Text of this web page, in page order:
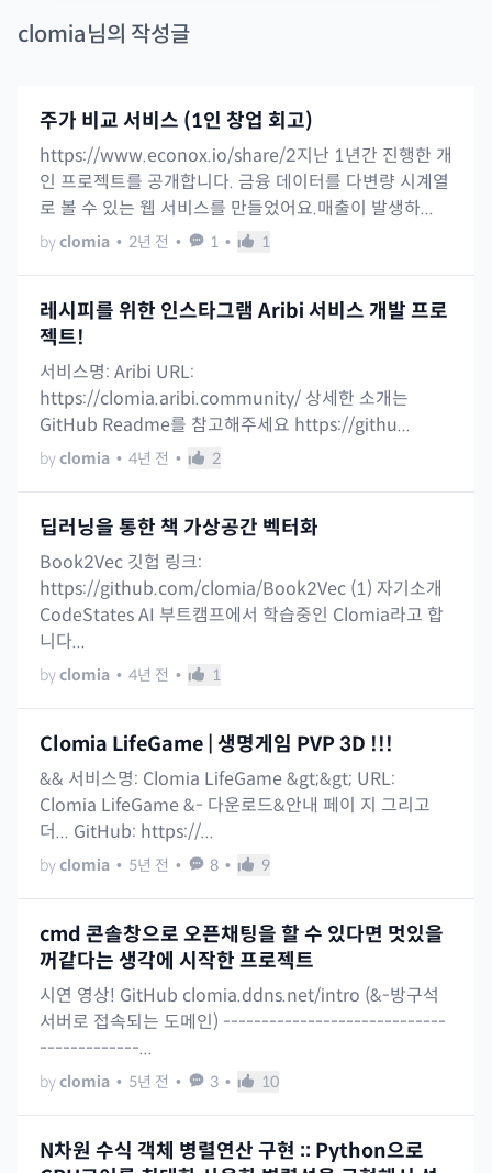
clomia님의 작성글
주가 비교 서비스 (1인 창업 회고)
https://www.econox.io/share/2지난 1년간 진행한 개
인 프로젝트를 공개합니다. 금융 데이터를 다변량 시계열
로 볼 수 있는 웹 서비스를 만들었어요.매출이 발생하...
byclomia • 2년 전 • 1 • 1
레시피를 위한 인스타그램 Aribi 서비스 개발 프로
젝트!
서비스명: Aribi URL:
https://clomia.aribi.community/ 상세한 소개는
GitHub Readme를 참고해주세요 https://githu...
byclomia • 4년 전 • 2
딥러닝을 통한 책 가상공간 벡터화
Book2Vec 깃헙 링크:
https://github.com/clomia/Book2Vec (1) 자기소개
CodeStates AI 부트캠프에서 학습중인 Clomia라고 합
니다...
byclomia • 4년 전 • 1
Clomia LifeGame | 생명게임 PVP 3D !!!
&& 서비스명: Clomia LifeGame &gt;&gt; URL:
Clomia LifeGame &- 다운로드&안내 페이 지 그리고
더... GitHub: https://...
byclomia • 5년 전 • 8 • 9
cmd 콘솔창으로 오픈채팅을 할 수 있다면 멋있을
꺼같다는 생각에 시작한 프로젝트
시연 영상! GitHub clomia.ddns.net/intro (&-방구석
서버로 접속되는 도메인) -----------------------------
-------------...
byclomia • 5년 전 • 3 • 10
N차원 수식 객체 병렬연산 구현 :: Python으로